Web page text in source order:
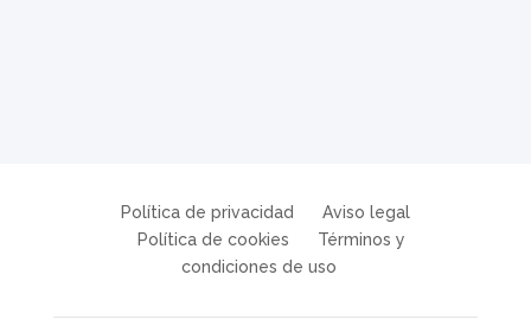
Política de privacidad
Aviso legal
Política de cookies
Términos y
condiciones de uso